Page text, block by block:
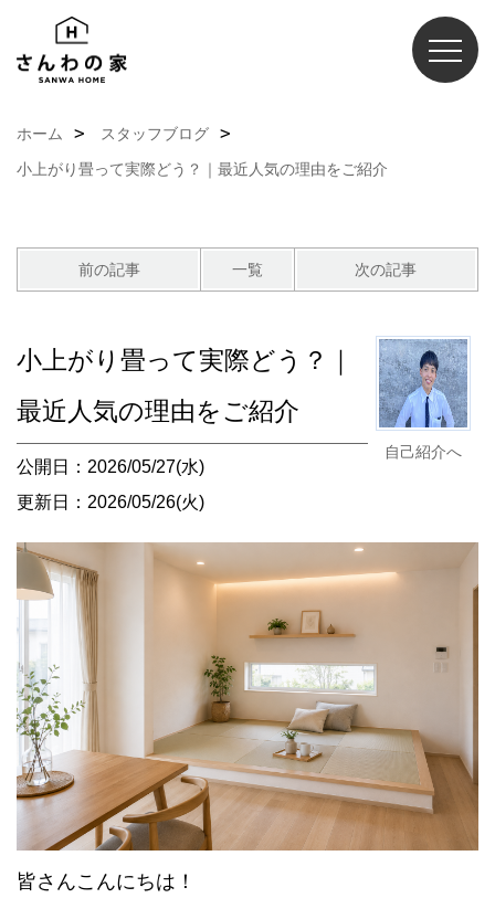
ホーム
スタッフブログ
小上がり畳って実際どう？｜最近人気の理由をご紹介
前の記事 一覧 次の記事
自己紹介へ
小上がり畳って実際どう？｜
最近人気の理由をご紹介
公開日：2026/05/27(水)
更新日：2026/05/26(火)
皆さんこんにちは！